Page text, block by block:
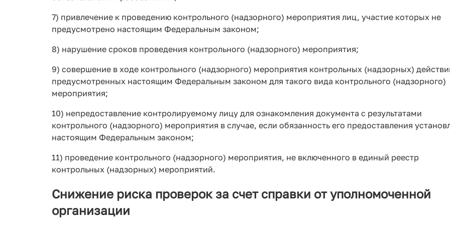
7) привлечение к проведению контрольного (надзорного) мероприятия лиц, участие которых не
предусмотрено настоящим Федеральным законом;
8) нарушение сроков проведения контрольного (надзорного) мероприятия;
9) совершение в ходе контрольного (надзорного) мероприятия контрольных (надзорных)
предусмотренных настоящим Федеральным законом для такого вида контрольного (надзорного)
мероприятия;
10) непредоставление контролируемому лицу для ознакомления документа с результатами
контрольного (надзорного) мероприятия в случае, если обязанность его предоставления
настоящим Федеральным законом;
11) проведение контрольного (надзорного) мероприятия, не включенного в единый реестр
контрольных (надзорных) мероприятий.
Снижение риска проверок за счет справки от уполномоченной
организации